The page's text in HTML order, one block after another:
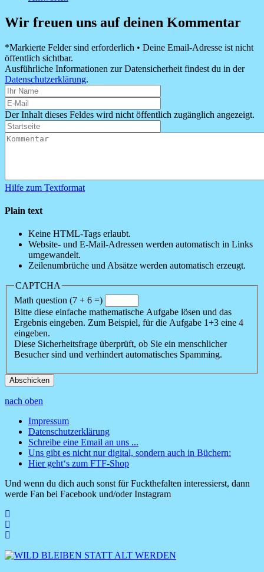
Altersgenossinnen
von
Jordy
Wir freuen uns auf deinen Kommentar
*Markierte Felder sind erforderlich • Deine Email-Adresse ist nicht
öffentlich sichtbar.
Ausführliche Informationen zur Datensicherheit findest du in der
Datenschutzerklärung.
Der Inhalt dieses Feldes wird nicht öffentlich zugänglich angezeigt.
Hilfe zum Textformat
Plain text
Keine HTML-Tags erlaubt.
Website- und E-Mail-Adressen werden automatisch in Links
umgewandelt.
Zeilenumbrüche und Absätze werden automatisch erzeugt.
CAPTCHA
Math question (7 + 6 =)
Bitte diese einfache mathematische Aufgabe lösen und das
Ergebnis eingeben. Zum Beispiel, für die Aufgabe 1+3 eine 4
eingeben.
Diese Sicherheitsfrage überprüft, ob Sie ein menschlicher
Besucher sind und verhindert automatisches Spamming.
nach oben
Footer
Menü
Impressum
Datenschutzerklärung
Schreibe eine Email an uns ...
Uns gibt es nicht nur digital, sondern auch in Büchern:
Hier geht‘s zum FTF-Shop
Und wenn du dich auch sonst für Fuckthefalten interessierst, dann
werde Fan bei Facebook und/oder Instagram